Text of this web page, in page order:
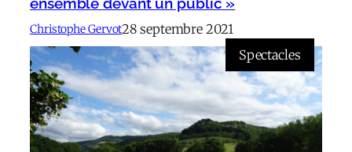
ensemble devant un public »
Christophe Gervot28 septembre 2021
Spectacles